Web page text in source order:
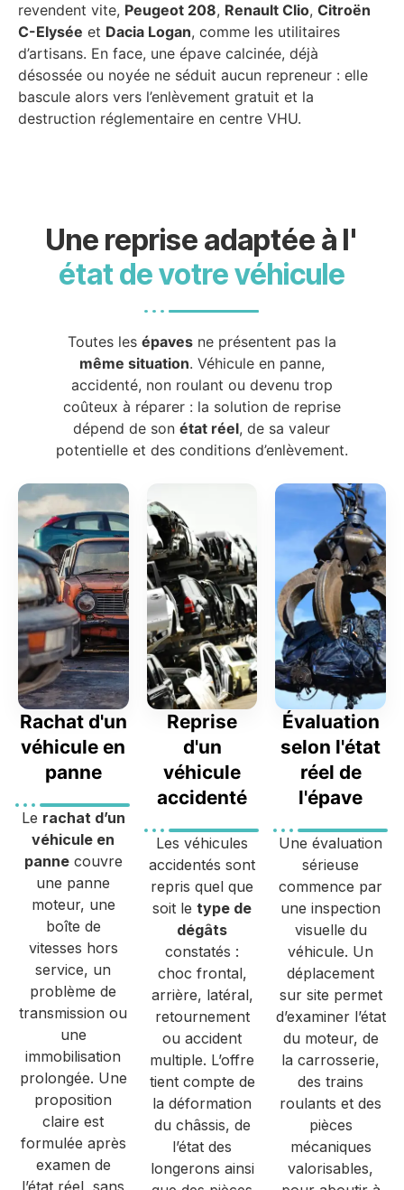
revendent vite, Peugeot 208, Renault Clio, Citroën
C-Elysée et Dacia Logan, comme les utilitaires
d’artisans. En face, une épave calcinée, déjà
désossée ou noyée ne séduit aucun repreneur : elle
bascule alors vers l’enlèvement gratuit et la
destruction réglementaire en centre VHU.
Une reprise adaptée à l'
état de votre véhicule
Toutes les épavesne présentent pas la
même situation. Véhicule en panne,
accidenté, non roulant ou devenu trop
coûteux à réparer : la solution de reprise
dépend de sonétat réel, de sa valeur
potentielle et des conditions d’enlèvement.
Rachat d'un
véhicule en
panne
Le rachat d’un
véhicule en
pannecouvre
une panne
moteur, une
boîte de
vitesses hors
service, un
problème de
transmission ou
une
immobilisation
prolongée. Une
proposition
claire est
formulée après
examen de
Reprise
d'un
véhicule
accidenté
Les véhicules
accidentés sont
repris quel que
soit le type de
dégâts
constatés :
choc frontal,
arrière, latéral,
retournement
ou accident
multiple. L’offre
tient compte de
la déformation
du châssis, de
l’état des
longerons ainsi
Évaluation
selon l'état
réel de
l'épave
Une évaluation
sérieuse
commence par
une inspection
visuelle du
véhicule. Un
déplacement
sur site permet
d’examiner l’état
du moteur, de
la carrosserie,
des trains
roulants et des
pièces
mécaniques
valorisables,